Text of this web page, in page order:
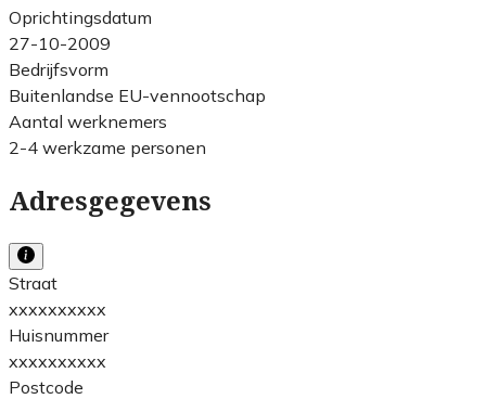
Oprichtingsdatum
27-10-2009
Bedrijfsvorm
Buitenlandse EU-vennootschap
Aantal werknemers
2-4 werkzame personen
Adresgegevens
Straat
xxxxxxxxxx
Huisnummer
xxxxxxxxxx
Postcode